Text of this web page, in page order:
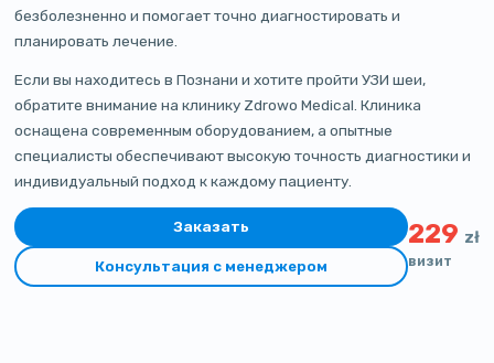
безболезненно и помогает точно диагностировать и
планировать лечение.
Если вы находитесь в Познани и хотите пройти УЗИ шеи,
обратите внимание на клинику Zdrowo Medical. Клиника
оснащена современным оборудованием, а опытные
специалисты обеспечивают высокую точность диагностики и
индивидуальный подход к каждому пациенту.
Заказать
Консультация с менеджером
229 zł
визит